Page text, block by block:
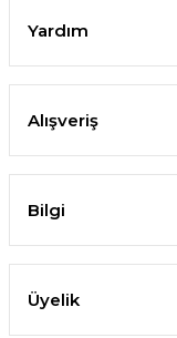
Yardım
Alışveriş
Bilgi
Üyelik